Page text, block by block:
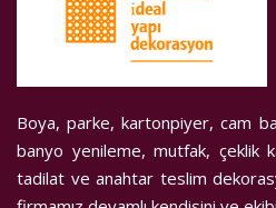
Boya, parke, kartonpiyer, cam
banyo yenileme, mutfak, çeklik
tadilat ve anahtar teslim